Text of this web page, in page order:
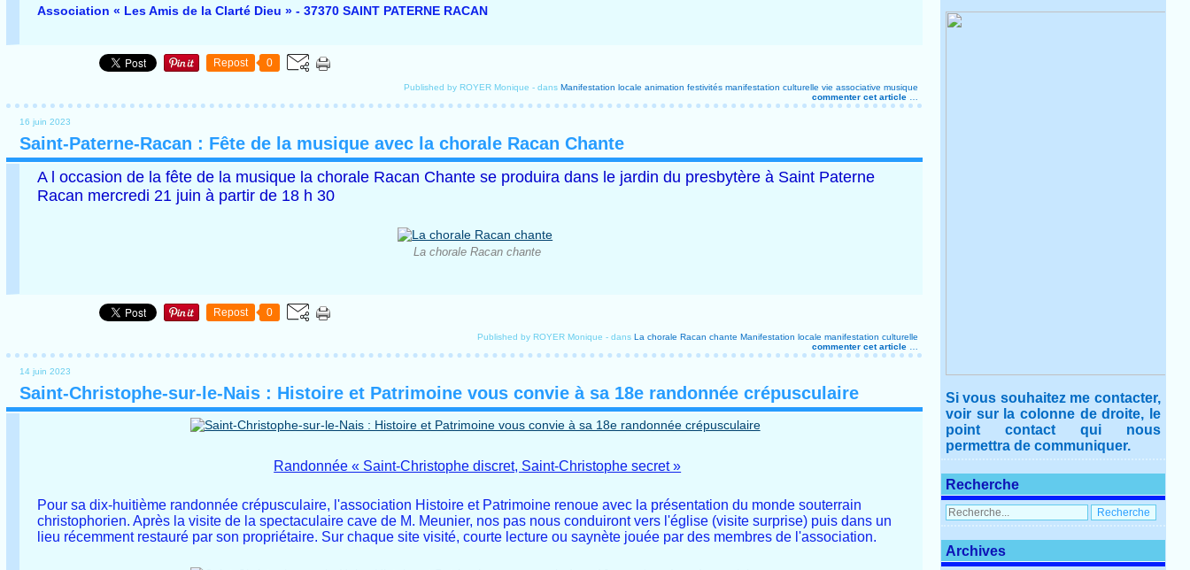
Association « Les Amis de la Clarté Dieu » - 37370 SAINT PATERNE RACAN
Repost 0
Published by ROYER Monique -dans Manifestation locale animation festivités manifestation culturelle vie associative musique
commenter cet article
16 juin 2023
Saint-Paterne-Racan : Fête de la musique avec la chorale Racan Chante
A l occasion de la fête de la musique la chorale Racan Chante se produira dans le jardin du presbytère à Saint Paterne
Racan mercredi 21 juin à partir de 18 h 30
La chorale Racan chante
Repost 0
Published by ROYER Monique -dans La chorale Racan chante Manifestation locale manifestation culturelle
commenter cet article
14 juin 2023
Saint-Christophe-sur-le-Nais : Histoire et Patrimoine vous convie à sa 18e randonnée crépusculaire
Randonnée « Saint-Christophe discret, Saint-Christophe secret »
Pour sa dix-huitième randonnée crépusculaire, l'association Histoire et Patrimoine renoue avec la présentation du monde souterrain
christophorien. Après la visite de la spectaculaire cave de M. Meunier, nos pas nous conduiront vers l'église (visite surprise) puis dans un
lieu récemment restauré par son propriétaire. Sur chaque site visité, courte lecture ou saynète jouée par des membres de l'association.
Si vous souhaitez me contacter,
voir sur la colonne de droite, le
point contact qui nous
permettra de communiquer.
Recherche
Archives